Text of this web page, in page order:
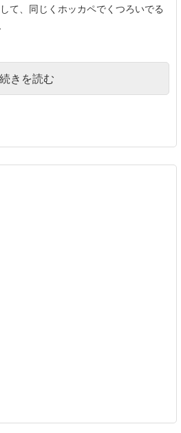
て、同じくホッカペでくつろいでる
続きを読む